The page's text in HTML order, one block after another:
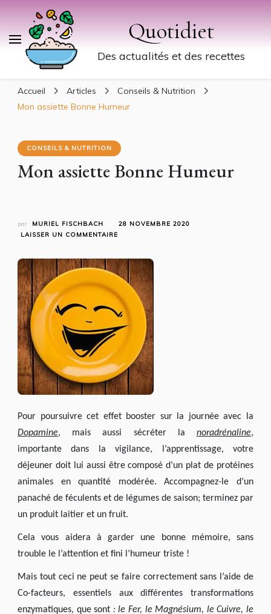
Quotidiet
Des actualités et des recettes
Accueil Articles
Conseils & Nutrition
Mon assiette Bonne Humeur
CONSEILS & NUTRITION
Mon assiette Bonne Humeur
par MURIEL FISCHBACH
28 NOVEMBRE 2020
LAISSER UN COMMENTAIRE
BONNE
HUMEUR
Pour poursuivre cet effet booster sur la journée avec la
Dopamine, mais aussi sécréter la noradrénaline,
importante dans la vigilance, l’apprentissage, votre
déjeuner doit lui aussi être composé d’un plat de protéines
animales en quantité modérée. Accompagnez-le d’un
panaché de féculents et de légumes de saison; terminez par
un produit laitier et un fruit.
Cela vous aidera à garder une bonne mémoire, sans
trouble le l’attention et fini l’humeur triste !
Mais tout ceci ne peut se faire correctement sans l’aide de
Co-facteurs, essentiels aux différentes transformations
enzymatiques, que sont : le Fer, le Magnésium, le Cuivre, le